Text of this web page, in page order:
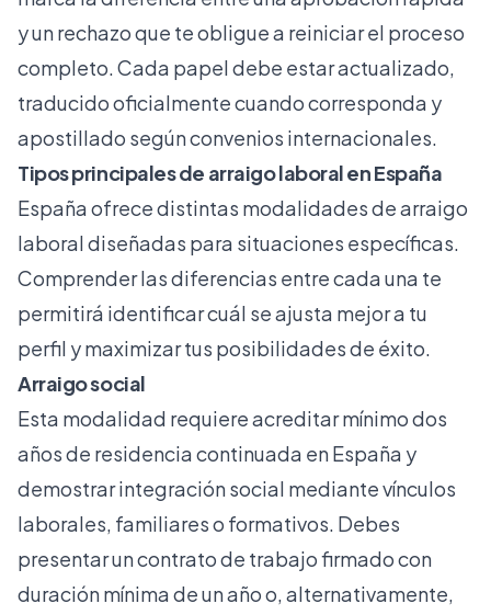
y un rechazo que te obligue a reiniciar el proceso
completo. Cada papel debe estar actualizado,
traducido oficialmente cuando corresponda y
apostillado según convenios internacionales.
Tipos principales de arraigo laboral en España
España ofrece distintas modalidades de arraigo
laboral diseñadas para situaciones específicas.
Comprender las diferencias entre cada una te
permitirá identificar cuál se ajusta mejor a tu
perfil y maximizar tus posibilidades de éxito.
Arraigo social
Esta modalidad requiere acreditarmínimo dos
años de residenciacontinuada en España y
demostrar integración social mediante vínculos
laborales, familiares o formativos. Debes
presentar un contrato de trabajo firmado con
duración mínima de un año o, alternativamente,